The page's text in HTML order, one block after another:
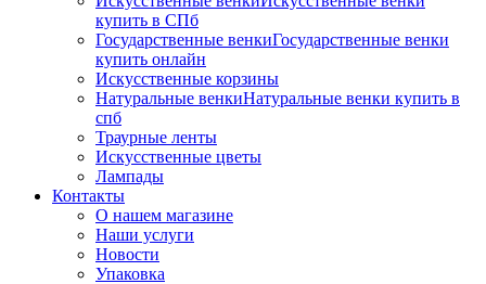
купить в СПб
Государственные венкиГосударственные венки
купить онлайн
Искусственные корзины
Натуральные венкиНатуральные венки купить в
спб
Траурные ленты
Искусственные цветы
Лампады
Контакты
О нашем магазине
Наши услуги
Новости
Упаковка